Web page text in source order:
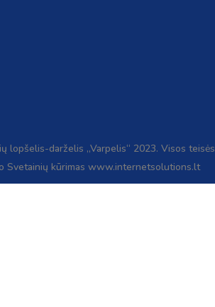
lopšelis-darželis „Varpelis“ 2023. Visos teisės
Svetainių kūrimas www.internetsolutions.lt